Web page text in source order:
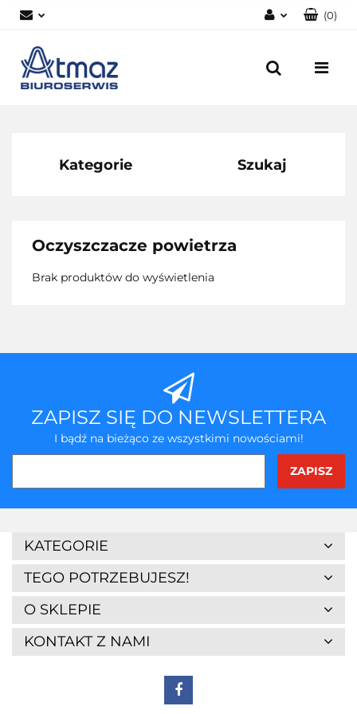
Zarejestruj się
(0)
Kategorie Szukaj
Oczyszczacze powietrza
Brak produktów do wyświetlenia
ZAPISZ SIĘ DO NEWSLETTERA
I bądź na bieżąco ze wszystkimi nowościami!
KATEGORIE
TEGO POTRZEBUJESZ!
O SKLEPIE
KONTAKT Z NAMI